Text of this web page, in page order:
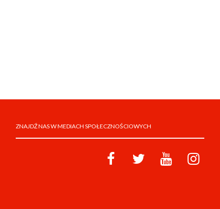
ZNAJDŹ NAS W MEDIACH SPOŁECZNOŚCIOWYCH